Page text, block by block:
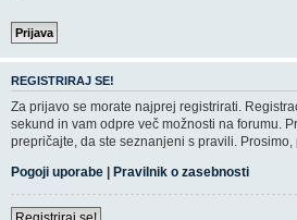
REGISTRIRAJ SE!
Za prijavo se morate najprej registrirati.
sekund in vam odpre več možnosti na forumu.
prepričajte, da ste seznanjeni s pravili. Prosimo,
Pogoji uporabe | Pravilnik o zasebnosti